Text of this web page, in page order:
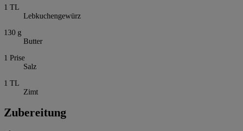
1 TL
Lebkuchengewürz
130 g
Butter
1 Prise
Salz
1 TL
Zimt
Zubereitung